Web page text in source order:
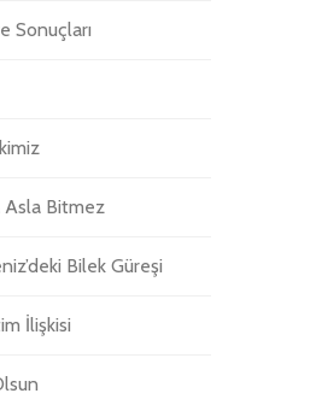
Sonuçları
Asla Bitmez
Bilek Güreşi
İlişkisi